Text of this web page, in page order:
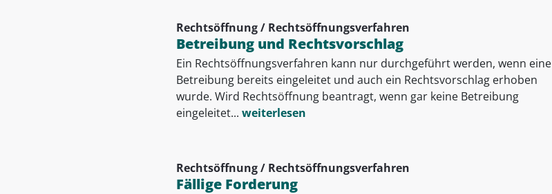
Rechtsöffnung / Rechtsöffnungsverfahren
Betreibung und Rechtsvorschlag
Ein Rechtsöffnungsverfahren kann nur durchgeführt werden, wenn eine
Betreibung bereits eingeleitet und auch ein Rechtsvorschlag erhoben
wurde. Wird Rechtsöffnung beantragt, wenn gar keine Betreibung
eingeleitet... weiterlesen
Rechtsöffnung / Rechtsöffnungsverfahren
Fällige Forderung